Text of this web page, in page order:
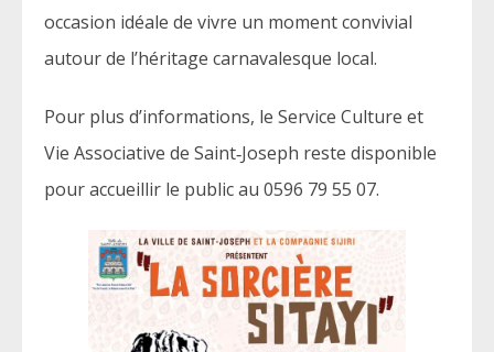
occasion idéale de vivre un moment convivial
autour de l’héritage carnavalesque local.
Pour plus d’informations, le Service Culture et
Vie Associative de Saint‑Joseph reste disponible
pour accueillir le public au 0596 79 55 07.